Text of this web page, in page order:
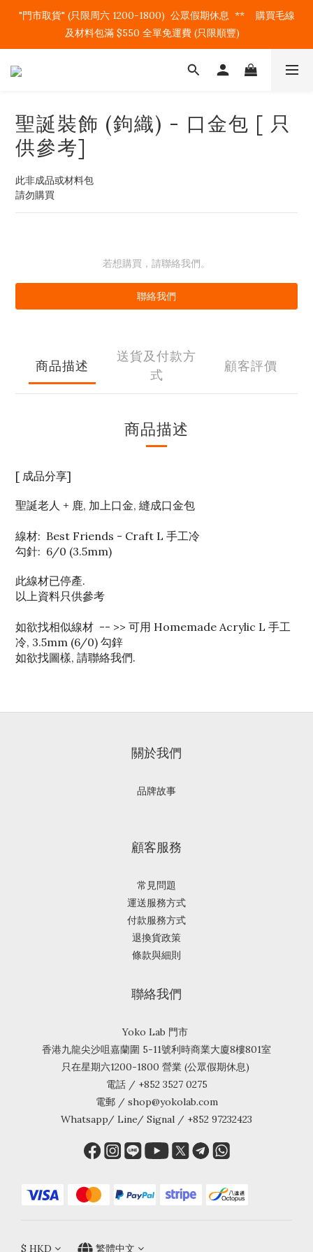
"門市取貨" (只限周六 1200-1800)  公眾假期休息  **    購買毛線
及材料包滿 $550 全單免運費 (只限順豐)
聖誕裝飾 (鉤織) - 口金包 [ 只
供參考]
此非成品或材料包
請勿購買
若想購買，請聯絡我們。
聯絡我們
商品描述
送貨及付款方
式
顧客評價
商品描述
[ 成品分享]
聖誕老人 + 鹿, 加上口金, 縫成口金包
線材: Best Friends - Craft L 手工冷
勾針: 6/0 (3.5mm)
此線材已停產.
以上資料只供參考
如欲找相似線材 -- >> 可用 Homemade Acrylic L 手工
冷, 3.5mm (6/0) 勾鋅
如欲找圖樣, 請聯絡我們.
關於我們
品牌故事
顧客服務
常見問題
運送服務方式
付款服務方式
退換貨政策
條款與細則
聯絡我們
Yoko Lab 門市
香港九龍尖沙咀嘉蘭圍 5-11號利時商業大廈8樓801室
只在星期六1200-1800 營業 (公眾假期休息)
電話 / +852 3527 0275
電郵 / shop@yokolab.com
Whatsapp/ Line/ Signal / +852 97232423
$ HKD 繁體中文